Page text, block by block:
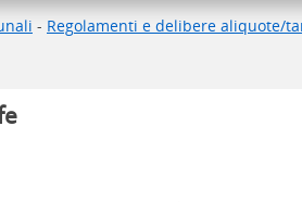
- Regolamenti e delibere aliquote/